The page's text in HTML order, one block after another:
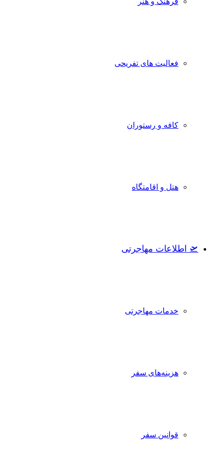
فعالیت های تفریحی
کافه و رستوران
هتل و اقامتگاه
🛫 اطلاعات مهاجرتی
خدمات مهاجرتی
هزینه‌های سفر
قوانین سفر